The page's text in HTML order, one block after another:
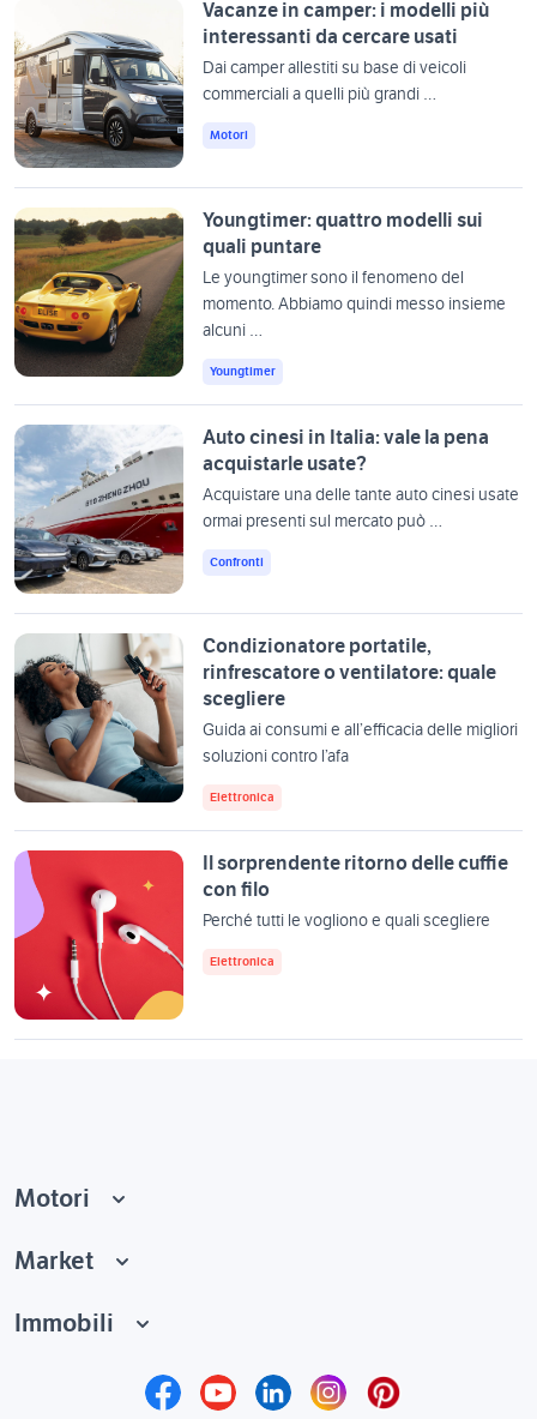
Vacanze in camper: i modelli più
interessanti da cercare usati
Dai camper allestiti su base di veicoli
commerciali a quelli più grandi …
Motori
Youngtimer: quattro modelli sui
quali puntare
Le youngtimer sono il fenomeno del
momento. Abbiamo quindi messo insieme
alcuni …
Youngtimer
Auto cinesi in Italia: vale la pena
acquistarle usate?
Acquistare una delle tante auto cinesi usate
ormai presenti sul mercato può …
Confronti
Condizionatore portatile,
rinfrescatore o ventilatore: quale
scegliere
Guida ai consumi e all’efficacia delle migliori
soluzioni contro l’afa
Elettronica
Il sorprendente ritorno delle cuffie
con filo
Perché tutti le vogliono e quali scegliere
Elettronica
Motori
Market
Immobili